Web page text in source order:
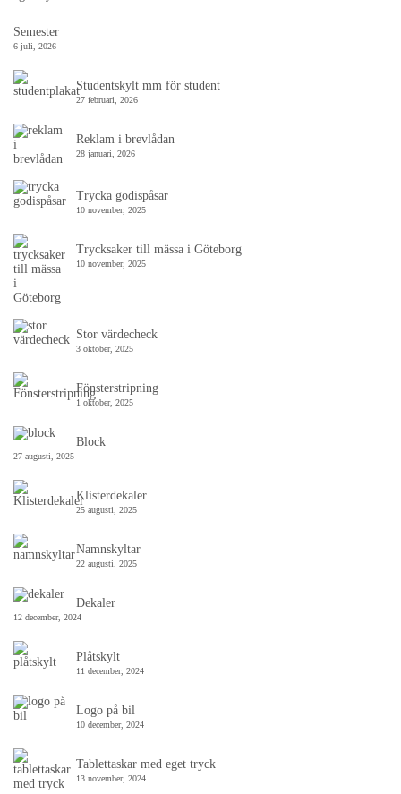
Semester
6 juli, 2026
Studentskylt mm för student
27 februari, 2026
Reklam i brevlådan
28 januari, 2026
Trycka godispåsar
10 november, 2025
Trycksaker till mässa i Göteborg
10 november, 2025
Stor värdecheck
3 oktober, 2025
Fönsterstripning
1 oktober, 2025
Block
27 augusti, 2025
Klisterdekaler
25 augusti, 2025
Namnskyltar
22 augusti, 2025
Dekaler
12 december, 2024
Plåtskylt
11 december, 2024
Logo på bil
10 december, 2024
Tablettaskar med eget tryck
13 november, 2024